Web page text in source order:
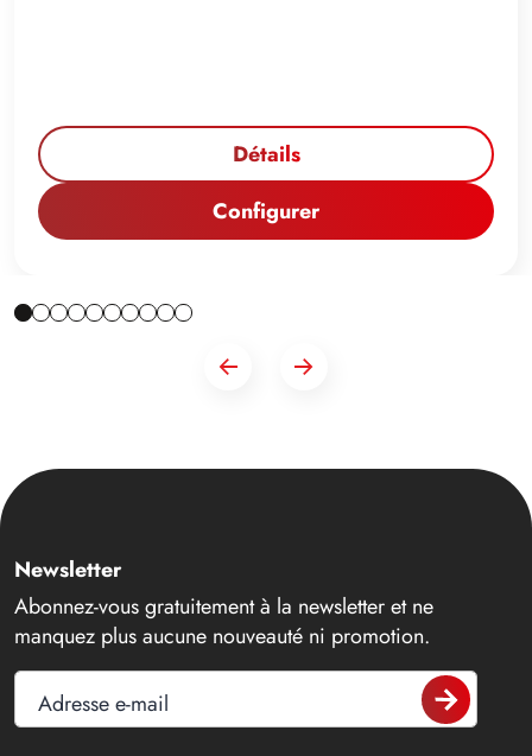
Détails
Configurer
Newsletter
Abonnez-vous gratuitement à la newsletter et ne
manquez plus aucune nouveauté ni promotion.
Adresse e-mail